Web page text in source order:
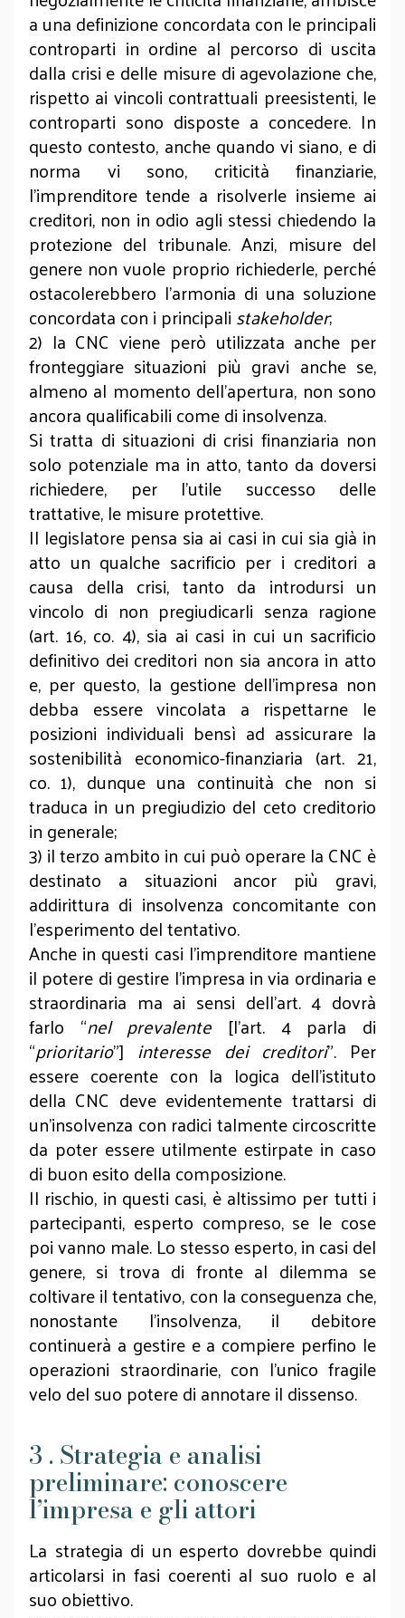
a una definizione concordata con le principali
controparti in ordine al percorso di uscita
dalla crisi e delle misure di agevolazione che,
rispetto ai vincoli contrattuali preesistenti, le
controparti sono disposte a concedere. In
questo contesto, anche quando vi siano, e di
norma vi sono, criticità finanziarie,
l’imprenditore tende a risolverle insieme ai
creditori, non in odio agli stessi chiedendo la
protezione del tribunale. Anzi, misure del
genere non vuole proprio richiederle, perché
ostacolerebbero l’armonia di una soluzione
concordata con i principalistakeholder;
2) la CNC viene però utilizzata anche per
fronteggiare situazioni più gravi anche se,
almeno al momento dell’apertura, non sono
ancora qualificabili come di insolvenza.
Si tratta di situazioni di crisi finanziaria non
solo potenziale ma in atto, tanto da doversi
richiedere, per l’utile successo delle
trattative, le misure protettive.
Il legislatore pensa sia ai casi in cui sia già in
atto un qualche sacrificio per i creditori a
causa della crisi, tanto da introdursi un
vincolo di non pregiudicarli senza ragione
(art. 16, co. 4), sia ai casi in cui un sacrificio
definitivo dei creditori non sia ancora in atto
e, per questo, la gestione dell’impresa non
debba essere vincolata a rispettarne le
posizioni individuali bensì ad assicurare la
sostenibilità economico-finanziaria (art. 21,
co. 1), dunque una continuità che non si
traduca in un pregiudizio del ceto creditorio
in generale;
3) il terzo ambito in cui può operare la CNC è
destinato a situazioni ancor più gravi,
addirittura di insolvenza concomitante con
l’esperimento del tentativo.
Anche in questi casi l’imprenditore mantiene
il potere di gestire l’impresa in via ordinaria e
straordinaria ma ai sensi dell’art. 4 dovrà
farlo “nel prevalente [l’art. 4 parla di
“prioritario”] interesse dei creditori”. Per
essere coerente con la logica dell’istituto
della CNC deve evidentemente trattarsi di
un’insolvenza con radici talmente circoscritte
da poter essere utilmente estirpate in caso
di buon esito della composizione.
Il rischio, in questi casi, è altissimo per tutti i
partecipanti, esperto compreso, se le cose
poi vanno male. Lo stesso esperto, in casi del
genere, si trova di fronte al dilemma se
coltivare il tentativo, con la conseguenza che,
nonostante l’insolvenza, il debitore
continuerà a gestire e a compiere perfino le
operazioni straordinarie, con l’unico fragile
velo del suo potere di annotare il dissenso.
3 . Strategia e analisi
preliminare: conoscere
l’impresa e gli attori
La strategia di un esperto dovrebbe quindi
articolarsi in fasi coerenti al suo ruolo e al
suo obiettivo.